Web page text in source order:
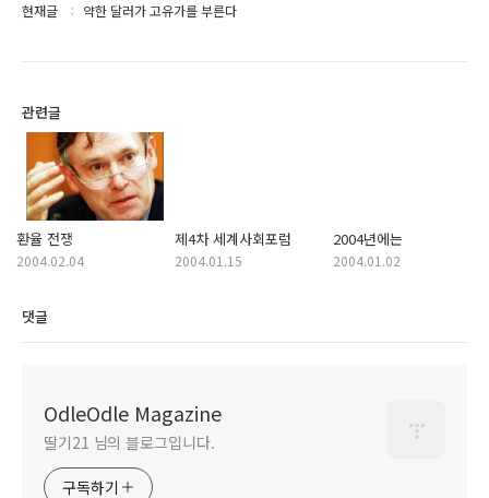
현재글 약한 달러가 고유가를 부른다
관련글
환율 전쟁
2004.02.04
제4차 세계사회포럼
2004.01.15
2004년에는
2004.01.02
댓글
OdleOdle Magazine
딸기21 님의 블로그입니다.
구독하기